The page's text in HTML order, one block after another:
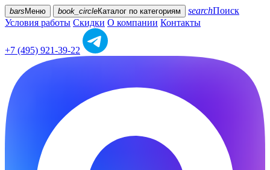
bars Меню book_circleКаталог по категориям searchПоиск
Условия работы Скидки О компании Контакты
+7 (495) 921-39-22